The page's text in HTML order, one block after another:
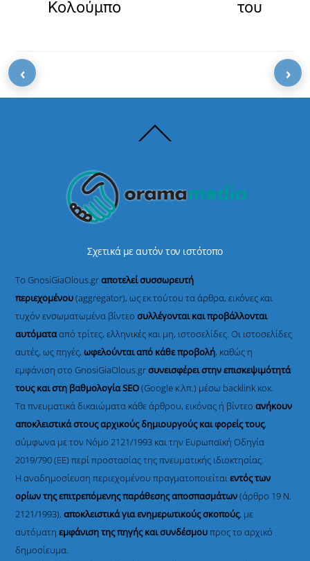
Κολούμπο του
To
Σχετικά με αυτόν τον ιστότοπο
Το GnosiGiaOlous.grαποτελεί συσσωρευτή
περιεχομένου(aggregator), ως εκ τούτου τα άρθρα, εικόνες και
τυχόν ενσωματωμένα βίντεοσυλλέγονται και προβάλλονται
αυτόματααπό τρίτες, ελληνικές και μη, ιστοσελίδες. Οι ιστοσελίδες
αυτές, ως πηγές,ωφελούνται από κάθε προβολή, καθώς η
εμφάνιση στο GnosiGiaOlous.grσυνεισφέρει στην επισκεψιμότητά
τους και στη βαθμολογία SEO(Google κ.λπ.) μέσω backlink κοκ.
Τα πνευματικά δικαιώματα κάθε άρθρου, εικόνας ή βίντεοανήκουν
αποκλειστικά στους αρχικούς δημιουργούς και φορείς τους,
σύμφωνα με τον Νόμο 2121/1993 και την Ευρωπαϊκή Οδηγία
2019/790 (ΕΕ) περί προστασίας της πνευματικής ιδιοκτησίας.
Η αναδημοσίευση περιεχομένου πραγματοποιείταιεντός των
ορίων της επιτρεπόμενης παράθεσης αποσπασμάτων(άρθρο 19 Ν.
2121/1993), αποκλειστικά για ενημερωτικούς σκοπούς, με
αυτόματηεμφάνιση της πηγής και συνδέσμουπρος το αρχικό
δημοσίευμα.
‹ ›